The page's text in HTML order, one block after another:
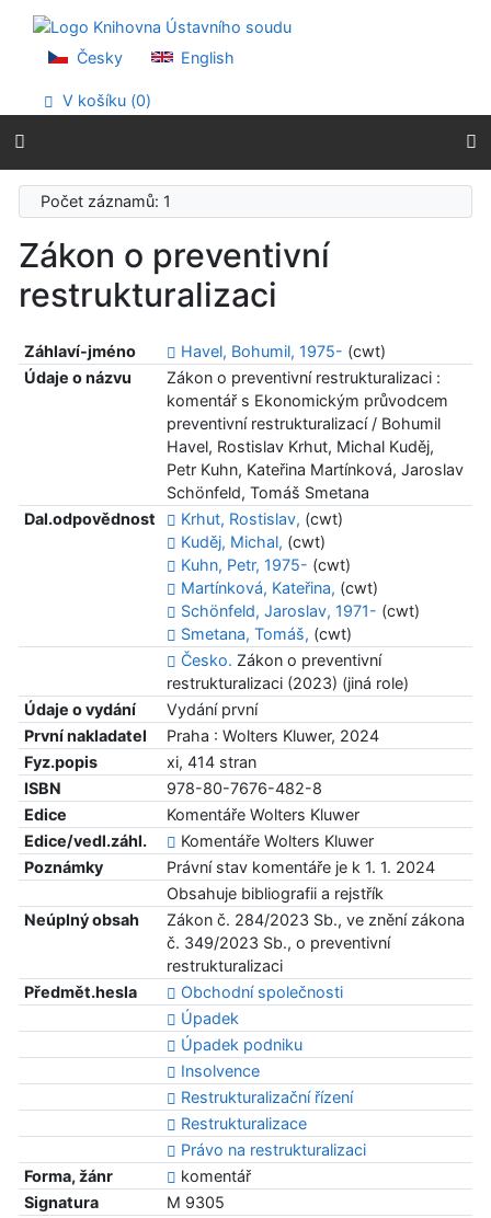
Přejít na menu
Prohlášení o webové přístupnosti
Česky English
V košíku (0)
Počet záznamů: 1
Zákon o preventivní
restrukturalizaci
Záhlaví-jméno Havel, Bohumil, 1975- (cwt)
Údaje o názvu
Zákon o preventivní restrukturalizaci :
komentář s Ekonomickým průvodcem
preventivní restrukturalizací / Bohumil
Havel, Rostislav Krhut, Michal Kuděj,
Petr Kuhn, Kateřina Martínková, Jaroslav
Schönfeld, Tomáš Smetana
Dal.odpovědnost
Krhut, Rostislav, (cwt)
Kuděj, Michal, (cwt)
Kuhn, Petr, 1975- (cwt)
Martínková, Kateřina, (cwt)
Schönfeld, Jaroslav, 1971- (cwt)
Smetana, Tomáš, (cwt)
Česko. Zákon o preventivní
restrukturalizaci (2023) (jiná role)
Údaje o vydání
Vydání první
První nakladatel
Praha : Wolters Kluwer, 2024
Fyz.popis
xi, 414 stran
ISBN
978-80-7676-482-8
Edice
Komentáře Wolters Kluwer
Edice/vedl.záhl.
Komentáře Wolters Kluwer
Poznámky
Právní stav komentáře je k 1. 1. 2024
Obsahuje bibliografii a rejstřík
Neúplný obsah
Zákon č. 284/2023 Sb., ve znění zákona
č. 349/2023 Sb., o preventivní
restrukturalizaci
Předmět.hesla
Obchodní společnosti
Úpadek
Úpadek podniku
Insolvence
Restrukturalizační řízení
Restrukturalizace
Právo na restrukturalizaci
Forma, žánr
komentář
Signatura
M 9305